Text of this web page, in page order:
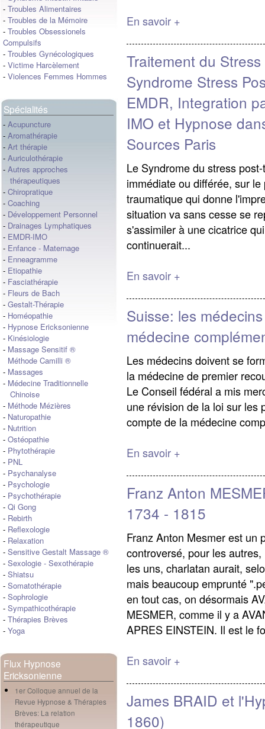
- Troubles Alimentaires
- Troubles de la Mémoire
- Troubles Obsessionels
Compulsifs
- Troubles Gynécologiques
- Victime Harcèlement
- Violences Femmes Hommes
Spécialités
- Acupuncture
- Aromathérapie
- Art thérapie
- Auriculothérapie
- Autres approches
thérapeutiques
- Chiropratique
- Coaching
- Développement Personnel
- Drainages Lymphatiques
- EMDR-IMO
- Enfance - Maternage
- Enneagramme
- Etiopathie
- Fasciathérapie
- Fleurs de Bach
- Gestalt-Thérapie
- Homéopathie
- Hypnose Ericksonienne
- Kinésiologie
- Massage Sensitif ®
Méthode Camilli ®
- Massages
- Médecine Traditionnelle
Chinoise
- Méthode Mézières
- Naturopathie
- Nutrition
- Ostéopathie
- Phytothérapie
- PNL
- Psychanalyse
- Psychologie
- Psychothérapie
- Qi Gong
- Rebirth
- Reflexologie
- Relaxation
- Sensitive Gestalt Massage ®
- Sexologie - Sexothérapie
- Shiatsu
- Somatothérapie
- Sophrologie
- Sympathicothérapie
- Thérapies Brèves
- Yoga
Flux Hypnose
Ericksonienne
1er Colloque annuel de la
Revue Hypnose & Thérapies
Brèves: La relation
thérapeutique
En savoir +
Traitement du
Syndrome Stress
EMDR, Integration
IMO et Hypnose
Sources Paris
Le Syndrome du stress
immédiate ou différée, sur
traumatique qui donne
situation va sans cesse se
s'assimiler à une cicatrice
continuerait...
En savoir +
Suisse: les
médecine
Les médecins doivent se
la médecine de premier
Le Conseil fédéral a mis
une révision de la loi sur les
compte de la médecine
En savoir +
Franz Anton
1734 - 1815
Franz Anton Mesmer est un
controversé, pour les
les uns, charlatan aurait,
mais beaucoup emprunté
en tout cas, on désormais
MESMER, comme il y a
APRES EINSTEIN. Il est le
En savoir +
James BRAID et
1860)